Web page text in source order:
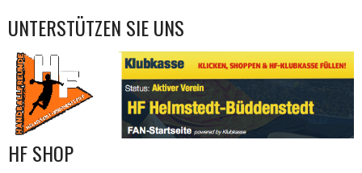
UNTERSTÜTZEN SIE UNS
HF SHOP